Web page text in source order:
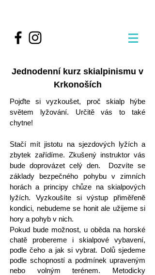
Jednodenní kurz skialpinismu v
Krkonoších
Pojďte si vyzkoušet, proč skialp hýbe
světem lyžování. Určitě vás to také
chytne!
Stačí mít jistotu na sjezdových lyžích a
zbytek zařídíme. Zkušený instruktor vás
bude doprovázet celý den. Dozvíte se
základy bezpečného pohybu v zimních
horách a principy chůze na skialpových
lyžích. Vyzkoušíte si výstup přiměřeně
kondici, nebudeme se honit ale užijeme si
hory a pohyb v nich.
Pokud bude možnost, u oběda na horské
chatě probereme i skialpové vybavení,
podle čeho a jak si vybrat. Dolů sjedeme
podle schopností a podmínek upraveným
nebo volným terénem. Metodicky